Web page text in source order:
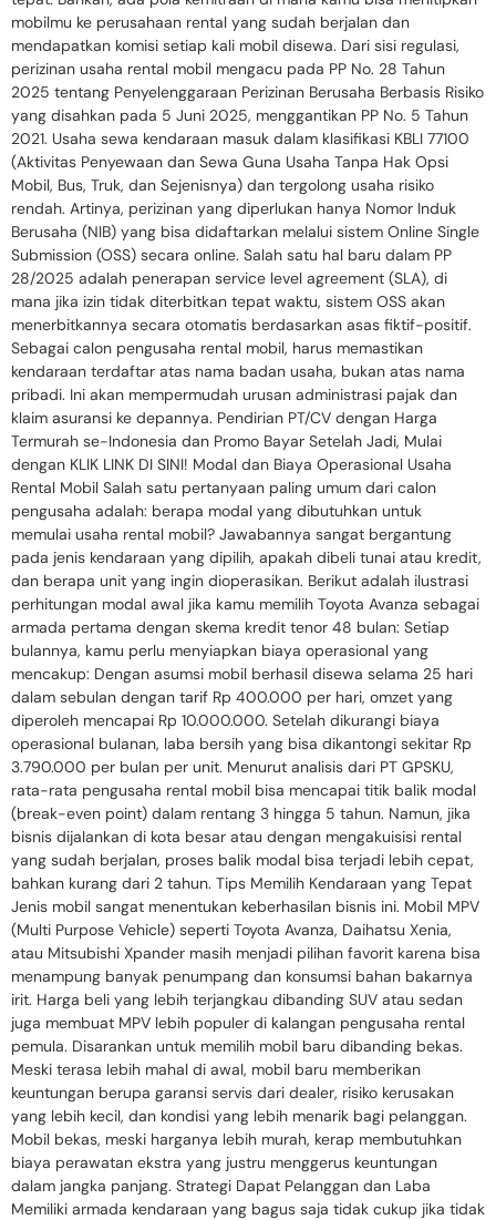
mobilmu ke perusahaan rental yang sudah berjalan dan
mendapatkan komisi setiap kali mobil disewa. Dari sisi regulasi,
perizinan usaha rental mobil mengacu pada PP No. 28 Tahun
2025 tentang Penyelenggaraan Perizinan Berusaha Berbasis Risiko
yang disahkan pada 5 Juni 2025, menggantikan PP No. 5 Tahun
2021. Usaha sewa kendaraan masuk dalam klasifikasi KBLI 77100
(Aktivitas Penyewaan dan Sewa Guna Usaha Tanpa Hak Opsi
Mobil, Bus, Truk, dan Sejenisnya) dan tergolong usaha risiko
rendah. Artinya, perizinan yang diperlukan hanya Nomor Induk
Berusaha (NIB) yang bisa didaftarkan melalui sistem Online Single
Submission (OSS) secara online. Salah satu hal baru dalam PP
28/2025 adalah penerapan service level agreement (SLA), di
mana jika izin tidak diterbitkan tepat waktu, sistem OSS akan
menerbitkannya secara otomatis berdasarkan asas fiktif-positif.
Sebagai calon pengusaha rental mobil, harus memastikan
kendaraan terdaftar atas nama badan usaha, bukan atas nama
pribadi. Ini akan mempermudah urusan administrasi pajak dan
klaim asuransi ke depannya. Pendirian PT/CV dengan Harga
Termurah se-Indonesia dan Promo Bayar Setelah Jadi, Mulai
dengan KLIK LINK DI SINI! Modal dan Biaya Operasional Usaha
Rental Mobil Salah satu pertanyaan paling umum dari calon
pengusaha adalah: berapa modal yang dibutuhkan untuk
memulai usaha rental mobil? Jawabannya sangat bergantung
pada jenis kendaraan yang dipilih, apakah dibeli tunai atau kredit,
dan berapa unit yang ingin dioperasikan. Berikut adalah ilustrasi
perhitungan modal awal jika kamu memilih Toyota Avanza sebagai
armada pertama dengan skema kredit tenor 48 bulan: Setiap
bulannya, kamu perlu menyiapkan biaya operasional yang
mencakup: Dengan asumsi mobil berhasil disewa selama 25 hari
dalam sebulan dengan tarif Rp 400.000 per hari, omzet yang
diperoleh mencapai Rp 10.000.000. Setelah dikurangi biaya
operasional bulanan, laba bersih yang bisa dikantongi sekitar Rp
3.790.000 per bulan per unit. Menurut analisis dari PT GPSKU,
rata-rata pengusaha rental mobil bisa mencapai titik balik modal
(break-even point) dalam rentang 3 hingga 5 tahun. Namun, jika
bisnis dijalankan di kota besar atau dengan mengakuisisi rental
yang sudah berjalan, proses balik modal bisa terjadi lebih cepat,
bahkan kurang dari 2 tahun. Tips Memilih Kendaraan yang Tepat
Jenis mobil sangat menentukan keberhasilan bisnis ini. Mobil MPV
(Multi Purpose Vehicle) seperti Toyota Avanza, Daihatsu Xenia,
atau Mitsubishi Xpander masih menjadi pilihan favorit karena bisa
menampung banyak penumpang dan konsumsi bahan bakarnya
irit. Harga beli yang lebih terjangkau dibanding SUV atau sedan
juga membuat MPV lebih populer di kalangan pengusaha rental
pemula. Disarankan untuk memilih mobil baru dibanding bekas.
Meski terasa lebih mahal di awal, mobil baru memberikan
keuntungan berupa garansi servis dari dealer, risiko kerusakan
yang lebih kecil, dan kondisi yang lebih menarik bagi pelanggan.
Mobil bekas, meski harganya lebih murah, kerap membutuhkan
biaya perawatan ekstra yang justru menggerus keuntungan
dalam jangka panjang. Strategi Dapat Pelanggan dan Laba
Memiliki armada kendaraan yang bagus saja tidak cukup jika tidak